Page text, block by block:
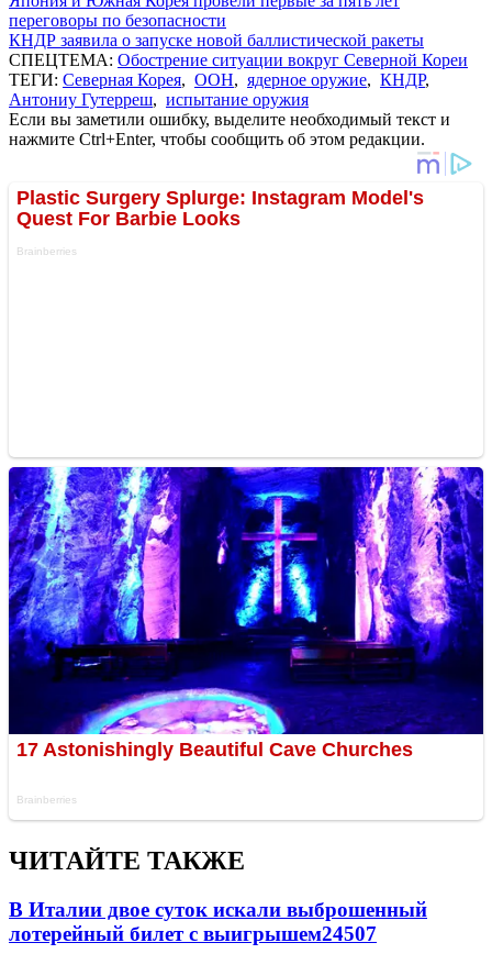
переговоры по безопасности
КНДР заявила о запуске новой баллистической ракеты
СПЕЦТЕМА: Обострение ситуации вокруг Северной Кореи
ТЕГИ: Северная Корея, ООН, ядерное оружие, КНДР,
Антониу Гутерреш, испытание оружия
Если вы заметили ошибку, выделите необходимый текст и
нажмите Ctrl+Enter, чтобы сообщить об этом редакции.
ЧИТАЙТЕ ТАКЖЕ
В Италии двое суток искали выброшенный
лотерейный билет с выигрышем24507